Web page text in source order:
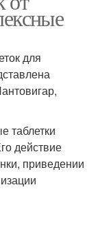
для
таблетки
действие
приведении